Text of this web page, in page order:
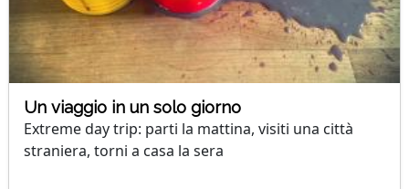
Un viaggio in un solo giorno
Extreme day trip: parti la mattina, visiti una città
straniera, torni a casa la sera